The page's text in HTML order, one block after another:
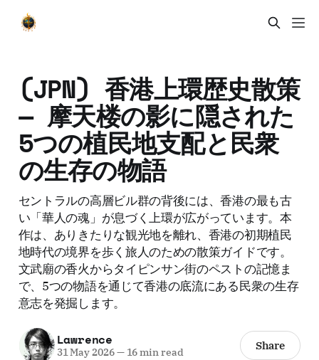
(JPN) 香港上環歴史散策
— 摩天楼の影に隠された
5つの植民地支配と民衆
の生存の物語
セントラルの高層ビル群の背後には、香港の最も古
い「華人の魂」が息づく上環が広がっています。本
作は、ありきたりな観光地を離れ、香港の初期植民
地時代の境界を歩く旅人のための散策ガイドです。
文武廟の香火からタイピンサン街のペストの記憶ま
で、5つの物語を通じて香港の底流にある民衆の生存
意志を発掘します。
Lawrence
31 May 2026—16 min read Share